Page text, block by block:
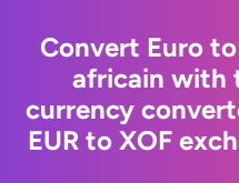
Convert Euro
africain with
currency
EUR to XOF